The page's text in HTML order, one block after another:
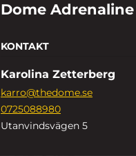
Dome
KONTAKT
Karolina Zetterberg
karro@thedome.se
0725088980
Utanvindsvägen 5